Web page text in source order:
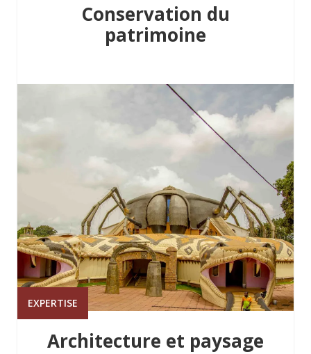
Conservation du
patrimoine
EXPERTISE
Architecture et paysage